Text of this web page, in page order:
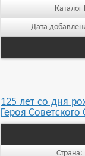
Дата
125 лет со дня
Героя
Страна: